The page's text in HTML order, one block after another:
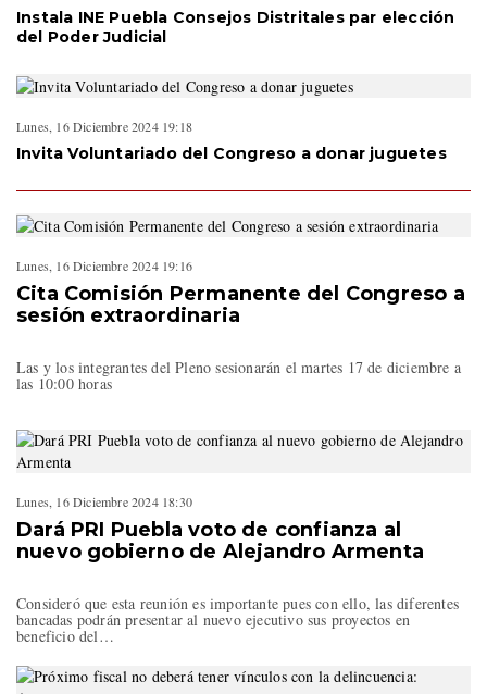
Instala INE Puebla Consejos Distritales par elección
del Poder Judicial
Lunes, 16 Diciembre 2024 19:18
Invita Voluntariado del Congreso a donar juguetes
Lunes, 16 Diciembre 2024 19:16
Cita Comisión Permanente del Congreso a
sesión extraordinaria
Las y los integrantes del Pleno sesionarán el martes 17 de diciembre a
las 10:00 horas
Lunes, 16 Diciembre 2024 18:30
Dará PRI Puebla voto de confianza al
nuevo gobierno de Alejandro Armenta
Consideró que esta reunión es importante pues con ello, las diferentes
bancadas podrán presentar al nuevo ejecutivo sus proyectos en
beneficio del…